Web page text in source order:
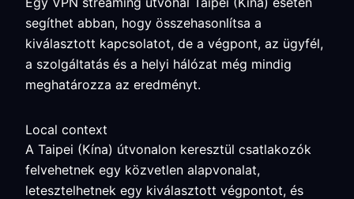
segíthet abban, hogy összehasonlítsa a
kiválasztott kapcsolatot, de a végpont, az ügyfél,
a szolgáltatás és a helyi hálózat még mindig
meghatározza az eredményt.
Local context
A Taipei (Kína) útvonalon keresztül csatlakozók
felvehetnek egy közvetlen alapvonalat,
letesztelhetnek egy kiválasztott végpontot, és